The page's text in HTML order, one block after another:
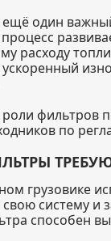
ещё один
расходу
фильтров
по
грузовике
свою систему
способен